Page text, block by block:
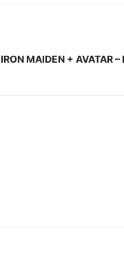
IRON MAIDEN +